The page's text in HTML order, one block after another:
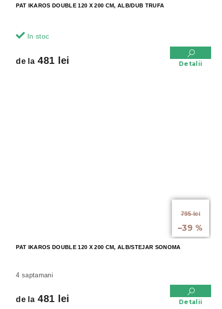
PAT IKAROS DOUBLE 120 X 200 CM, ALB/DUB TRUFA
In stoc
de la481 lei Detalii
795 lei
–39 %
PAT IKAROS DOUBLE 120 X 200 CM, ALB/STEJAR SONOMA
4 saptamani
de la481 lei Detalii